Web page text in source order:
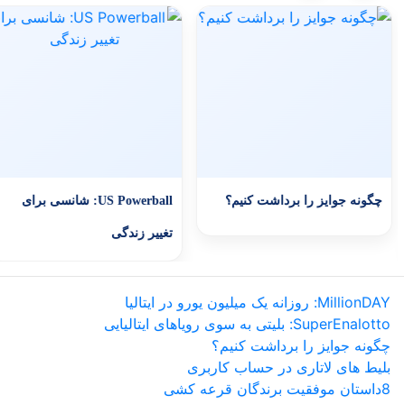
US Powerball: شانسی برای
تغییر زندگی
چگونه جوایز را برداشت کنیم؟
MillionDAY: روزانه یک میلیون یورو در ایتالیا
SuperEnalotto: بلیتی به سوی رویاهای ایتالیایی
چگونه جوایز را برداشت کنیم؟
بلیط های لاتاری در حساب کاربری
8داستان موفقیت برندگان قرعه کشی